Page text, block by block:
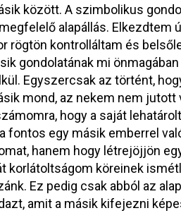
között. A szimbolikus
alapállás. Elkezdtem
rögtön kontrolláltam és
gondolatának mi
Egyszercsak az történt,
mond, az nekem nem
hogy a saját
fontos egy másik emberrel
hanem hogy létrejöjjön
korlátoltságom köreinek
Ez pedig csak abból az
amit a másik kifejezni